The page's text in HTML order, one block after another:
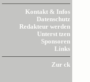
Kontakt & Infos
Datenschutz
Redakteur werden
Unterst tzen
Sponsoren
Links
Zur ck